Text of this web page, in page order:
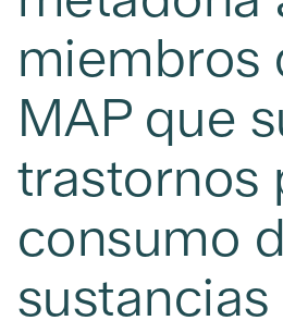
miembros
MAP que
trastornos
consumo
sustancias